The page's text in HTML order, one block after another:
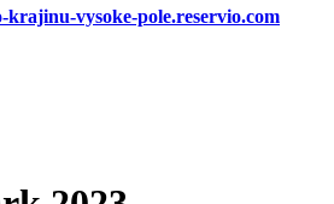
vysoke-pole.reservio.com